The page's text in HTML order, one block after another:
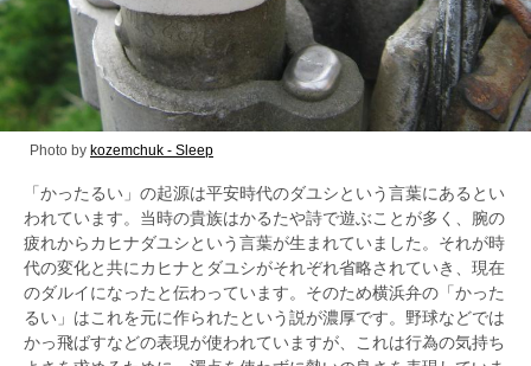
Photo by kozemchuk - Sleep
「かったるい」の起源は平安時代のダユシという言葉にあるとい
われています。当時の貴族はかるたや詩で遊ぶことが多く、腕の
疲れからカヒナダユシという言葉が生まれていました。それが時
代の変化と共にカヒナとダユシがそれぞれ省略されていき、現在
のダルイになったと伝わっています。そのため横浜弁の「かった
るい」はこれを元に作られたという説が濃厚です。野球などでは
かっ飛ばすなどの表現が使われていますが、これは行為の気持ち